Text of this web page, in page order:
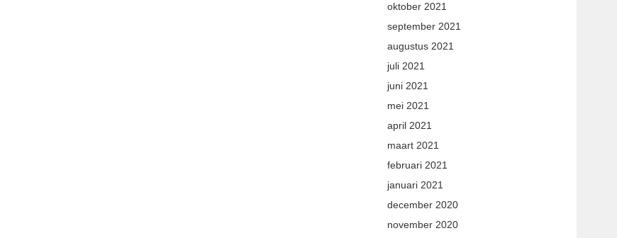
oktober 2021
september 2021
augustus 2021
juli 2021
juni 2021
mei 2021
april 2021
maart 2021
februari 2021
januari 2021
december 2020
november 2020